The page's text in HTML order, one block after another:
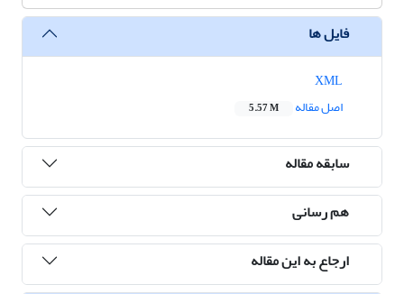
فایل ها
اصل مقاله
5.57 M
سابقه مقاله
هم رسانی
ارجاع به این مقاله